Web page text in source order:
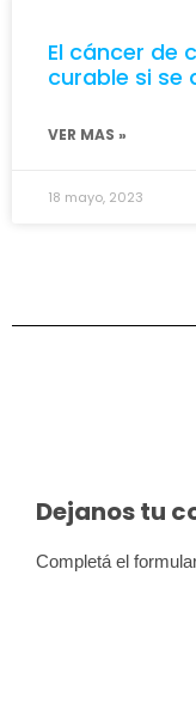
El cáncer de
curable si
VER MAS »
18 mayo, 2023
Dejanos tu
Completá el